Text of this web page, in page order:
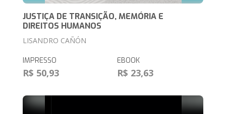
JUSTIÇA DE TRANSIÇÃO, MEMÓRIA E
DIREITOS HUMANOS
LISANDRO CAÑÓN
IMPRESSO
R$ 50,93
EBOOK
R$ 23,63